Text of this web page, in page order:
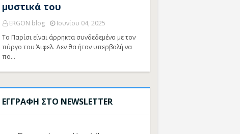
μυστικά του
ERGON blog
Ιουνίου 04, 2025
Το Παρίσι είναι άρρηκτα συνδεδεμένο με τον
πύργο του Άιφελ. Δεν θα ήταν υπερβολή να
πο…
ΕΓΓΡΑΦΗ ΣΤΟ NEWSLETTER